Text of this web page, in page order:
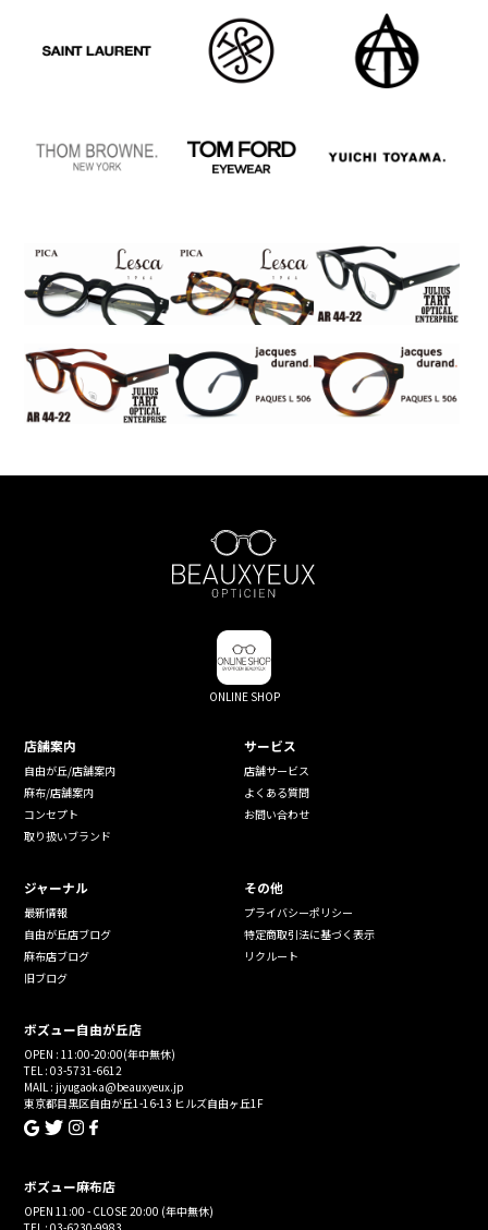
ONLINE SHOP
店舗案内
自由が丘/店舗案内
麻布/店舗案内
コンセプト
取り扱いブランド
サービス
店舗サービス
よくある質問
お問い合わせ
ジャーナル
最新情報
自由が丘店ブログ
麻布店ブログ
旧ブログ
その他
プライバシーポリシー
特定商取引法に基づく表示
リクルート
ボズュー自由が丘店
OPEN : 11:00-20:00(年中無休)
TEL : 03-5731-6612
MAIL : jiyugaoka@beauxyeux.jp
東京都目黒区自由が丘1-16-13 ヒルズ自由ヶ丘1F
ボズュー麻布店
OPEN 11:00 - CLOSE 20:00 (年中無休)